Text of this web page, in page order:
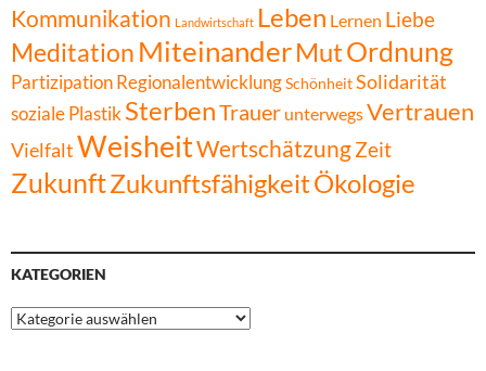
Kommunikation Landwirtschaft Leben Lernen Liebe
Meditation MiteinanderMutOrdnung
Partizipation RegionalentwicklungSchönheitSolidarität
soziale Plastik SterbenTrauer unterwegsVertrauen
VielfaltWeisheitWertschätzungZeit
ZukunftZukunftsfähigkeitÖkologie
KATEGORIEN
Kategorien